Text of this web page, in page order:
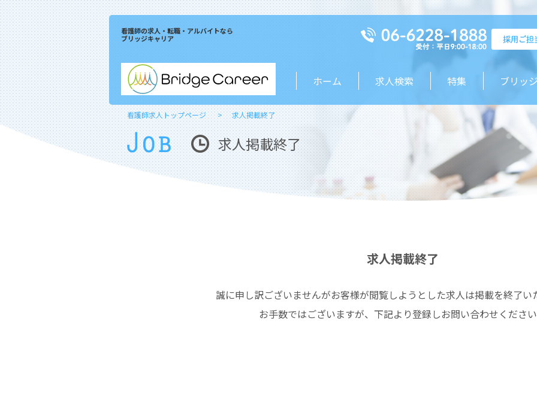
看護師の求人・転職・アルバイトなら
ブリッジキャリア
ホーム 求人検索 特集 ブリッ
看護師求人トップページ 求人掲載終了
求人掲載終了
求人掲載終了
誠に申し訳ございませんがお客様が閲覧しようとした求人は掲載を終了い
お手数ではございますが、下記より登録しお問い合わせください